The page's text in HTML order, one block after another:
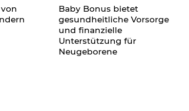
Baby Bonus bietet
gesundheitliche Vorsorge
und finanzielle
Unterstützung für
Neugeborene